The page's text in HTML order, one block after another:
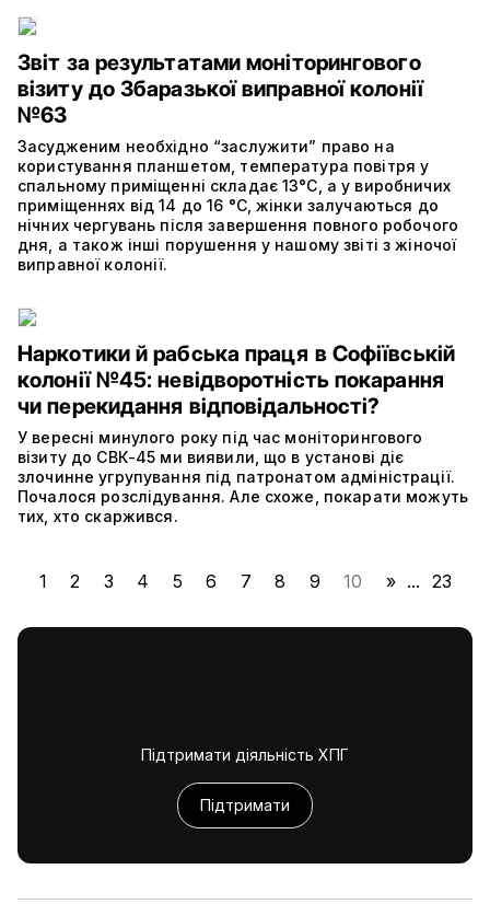
Звіт за результатами моніторингового
візиту до Збаразької виправної колонії
№63
Засудженим необхідно “заслужити” право на
користування планшетом, температура повітря у
спальному приміщенні складає 13°C, а у виробничих
приміщеннях від 14 до 16 °C, жінки залучаються до
нічних чергувань після завершення повного робочого
дня, а також інші порушення у нашому звіті з жіночої
виправної колонії.
Наркотики й рабська праця в Софіївській
колонії №45: невідворотність покарання
чи перекидання відповідальності?
У вересні минулого року під час моніторингового
візиту до СВК-45 ми виявили, що в установі діє
злочинне угрупування під патронатом адміністрації.
Почалося розслідування. Але схоже, покарати можуть
тих, хто скаржився.
1 2 3 4 5 6 7 8 9 10 » ... 23
Підтримати діяльність ХПГ
Підтримати